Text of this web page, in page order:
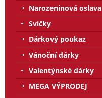
Narozeninová oslava
Svíčky
Dárkový poukaz
Vánoční dárky
Valentýnské dárky
MEGA VÝPRODEJ